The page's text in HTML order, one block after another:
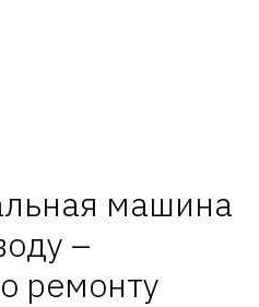
машина
–
ремонту